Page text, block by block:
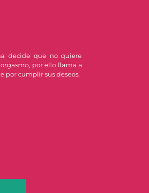
decide que no quiere
por ello llama a
por cumplir sus deseos.